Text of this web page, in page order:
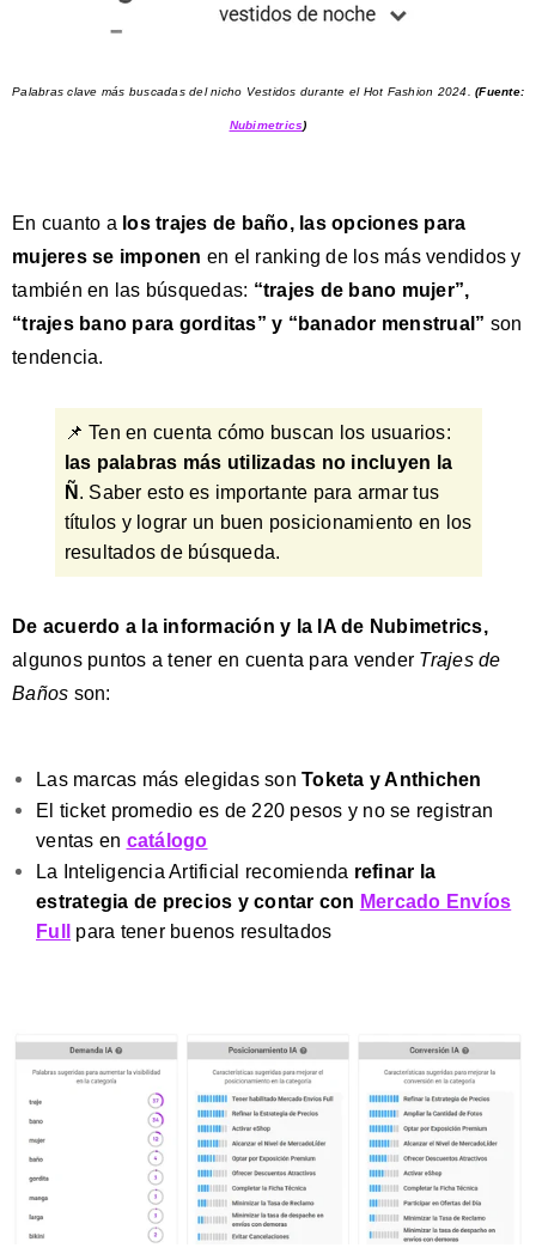
Palabras clave más buscadas del nicho Vestidos durante el Hot Fashion 2024. (Fuente:
Nubimetrics)
En cuanto a los trajes de baño, las opciones para
mujeres se imponen en el ranking de los más vendidos y
también en las búsquedas: “trajes de bano mujer”,
“trajes bano para gorditas” y “banador menstrual” son
tendencia.
📌 Ten en cuenta cómo buscan los usuarios:
las palabras más utilizadas no incluyen la
Ñ . Saber esto es importante para armar tus
títulos y lograr un buen posicionamiento en los
resultados de búsqueda.
De acuerdo a la información y la IA de Nubimetrics,
algunos puntos a tener en cuenta para vender Trajes de
Baños son:
Las marcas más elegidas son Toketa y Anthichen
El ticket promedio es de 220 pesos y no se registran
ventas en catálogo
La Inteligencia Artificial recomienda refinar la
estrategia de precios y contar con Mercado Envíos
Full
para tener buenos resultados